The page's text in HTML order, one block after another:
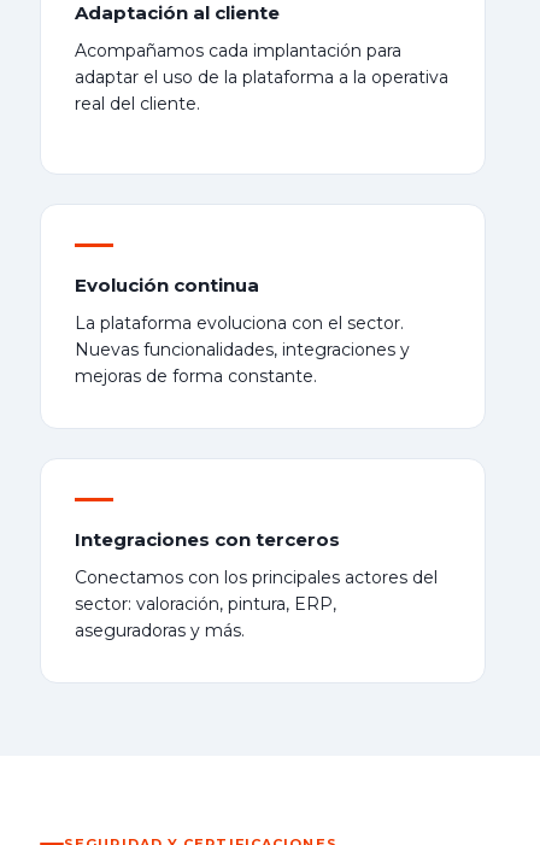
Adaptación al cliente
Acompañamos cada implantación para
adaptar el uso de la plataforma a la operativa
real del cliente.
Evolución continua
La plataforma evoluciona con el sector.
Nuevas funcionalidades, integraciones y
mejoras de forma constante.
Integraciones con terceros
Conectamos con los principales actores del
sector: valoración, pintura, ERP,
aseguradoras y más.